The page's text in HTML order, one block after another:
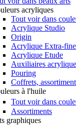
acryliques
Tout voir dans
Acrylique Studio
Origin
Acrylique Extra-fine
Acrylique Etude
Auxiliaires
Pouring
Coffrets,
à l'huile
Tout voir dans
Assortiments
graphiques